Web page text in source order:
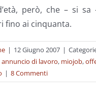
però, che – si
fino ai cinquanta.
| 12 Giugno 2007 |
annuncio di lavoro, miojob,
| 8 Commenti